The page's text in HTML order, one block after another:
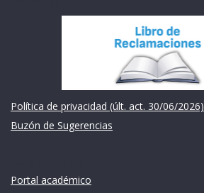
Política de privacidad (últ. act. 30/06/2026)
Buzón de Sugerencias
Portal académico